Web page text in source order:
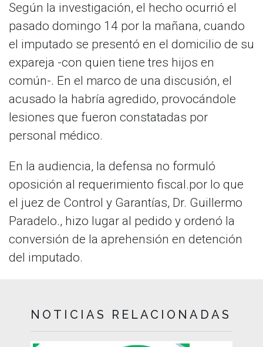
Según la investigación, el hecho ocurrió el
pasado domingo 14 por la mañana, cuando
el imputado se presentó en el domicilio de su
expareja -con quien tiene tres hijos en
común-. En el marco de una discusión, el
acusado la habría agredido, provocándole
lesiones que fueron constatadas por
personal médico.
En la audiencia, la defensa no formuló
oposición al requerimiento fiscal.por lo que
el juez de Control y Garantías, Dr. Guillermo
Paradelo., hizo lugar al pedido y ordenó la
conversión de la aprehensión en detención
del imputado.
NOTICIAS RELACIONADAS